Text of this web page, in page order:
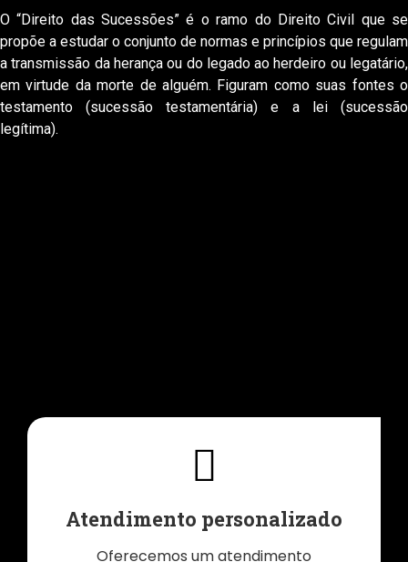
O “Direito das Sucessões” é o ramo do Direito Civil que se
propõe a estudar o conjunto de normas e princípios que regulam
a transmissão da herança ou do legado ao herdeiro ou legatário,
em virtude da morte de alguém. Figuram como suas fontes o
testamento (sucessão testamentária) e a lei (sucessão
legítima).
Atendimento personalizado
Oferecemos um atendimento